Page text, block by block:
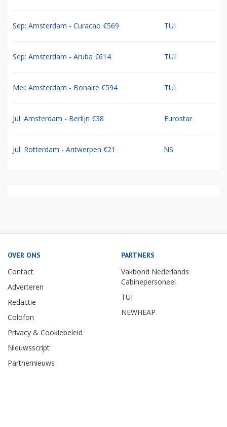
Sep: Amsterdam - Curacao €569 TUI
Sep: Amsterdam - Aruba €614 TUI
Mei: Amsterdam - Bonaire €594 TUI
Jul: Amsterdam - Berlijn €38 Eurostar
Jul: Rotterdam - Antwerpen €21 NS
OVER ONS
Contact
Adverteren
Redactie
Colofon
Privacy & Cookiebeleid
Nieuwsscript
Partnernieuws
PARTNERS
Vakbond Nederlands
Cabinepersoneel
TUI
NEWHEAP